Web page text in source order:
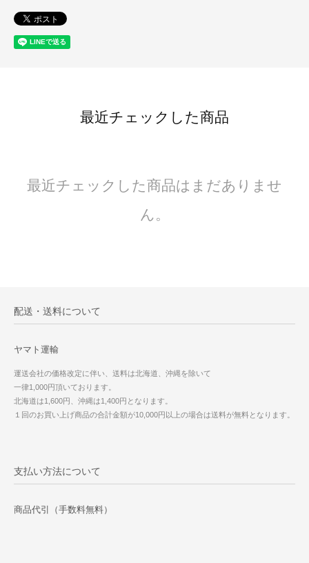
最近チェックした商品
最近チェックした商品はまだありませ
ん。
配送・送料について
ヤマト運輸
運送会社の価格改定に伴い、送料は北海道、沖縄を除いて
一律1,000円頂いております。
北海道は1,600円、沖縄は1,400円となります。
１回のお買い上げ商品の合計金額が10,000円以上の場合は送料が無料となります。
支払い方法について
商品代引（手数料無料）